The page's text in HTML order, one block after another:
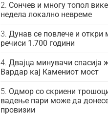
Сончев и многу топол
недела локално невреме
Дунав се повлече и откри
речиси 1.700 години
Двајца минувачи спасија
Вардар кај Камениот мост
Одмор со скриени
вадење пари може да
провизии